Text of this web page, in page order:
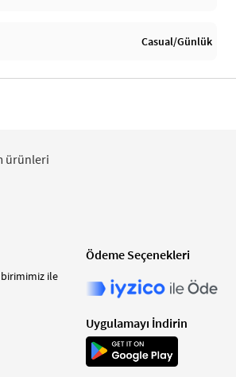
Casual/Günlük
ürünleri
birimimiz ile
Ödeme Seçenekleri
Uygulamayı İndirin